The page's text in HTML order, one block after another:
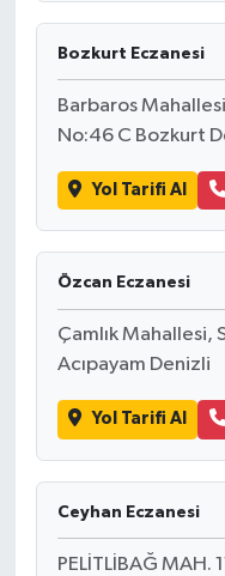
Bozkurt Eczanesi
Barbaros
No:46 C Bozkurt
Yol Tarifi Al
Özcan Eczanesi
Çamlık Mahallesi,
Acıpayam Denizli
Yol Tarifi Al
Ceyhan Eczanesi
PELİTLİBAĞ MAH.